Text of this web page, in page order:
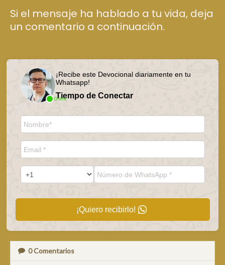
Si el mensaje ha hablado a tu vida, deja
un comentario a continuación.
Online
¡Recibe este Devocional diariamente en tu
Whatsapp!
Tiempo de Conectar
¡Quiero recibirlo!
0Comentarios